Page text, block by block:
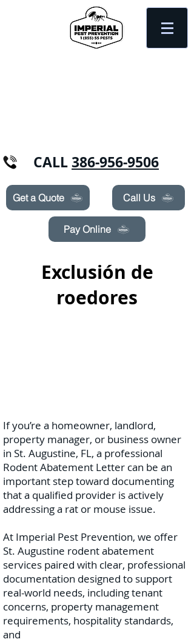
CALL386-956-9506
Get a Quote Call Us
Pay Online
Exclusión de
roedores
If you’re a homeowner, landlord,
property manager, or business owner
in St. Augustine, FL, a professional
Rodent Abatement Letter can be an
important step toward documenting
that a qualified provider is actively
addressing a rat or mouse issue.
At Imperial Pest Prevention, we offer
St. Augustine rodent abatement
services paired with clear, professional
documentation designed to support
real-world needs, including tenant
concerns, property management
requirements, hospitality standards,
and